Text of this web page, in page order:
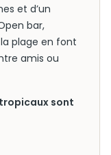
et d’un
bar,
plage en font
amis ou
sont